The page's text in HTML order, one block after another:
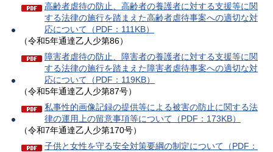
高齢者虐待の防止、高齢者の養護者に対する支援等に関
する法律の施行を踏まえた高齢者虐待事案への適切な対
応について（PDF：111KB）
（令和5年通達乙人少第86）
障害者虐待の防止、障害者の養護者に対する支援等に関
する法律の施行を踏まえた障害者虐待事案への適切な対
応について（PDF：119KB）
（令和5年通達乙人少第87号）
私事性的画像記録の提供等による被害の防止に関する法
律の運用上の留意事項等について（PDF：173KB）
（令和7年通達乙人少第170号）
子供と女性を守る安全対策要綱の制定について（PDF：